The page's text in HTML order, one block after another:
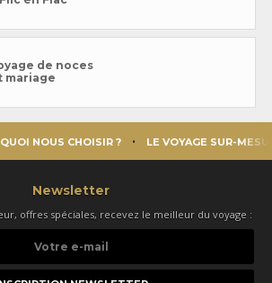
de noces
mariage
NOUS CHOISIR ? LE VOYAGE SUR-
Newsletter
offres spéciales, recevez le meilleur du voyage :